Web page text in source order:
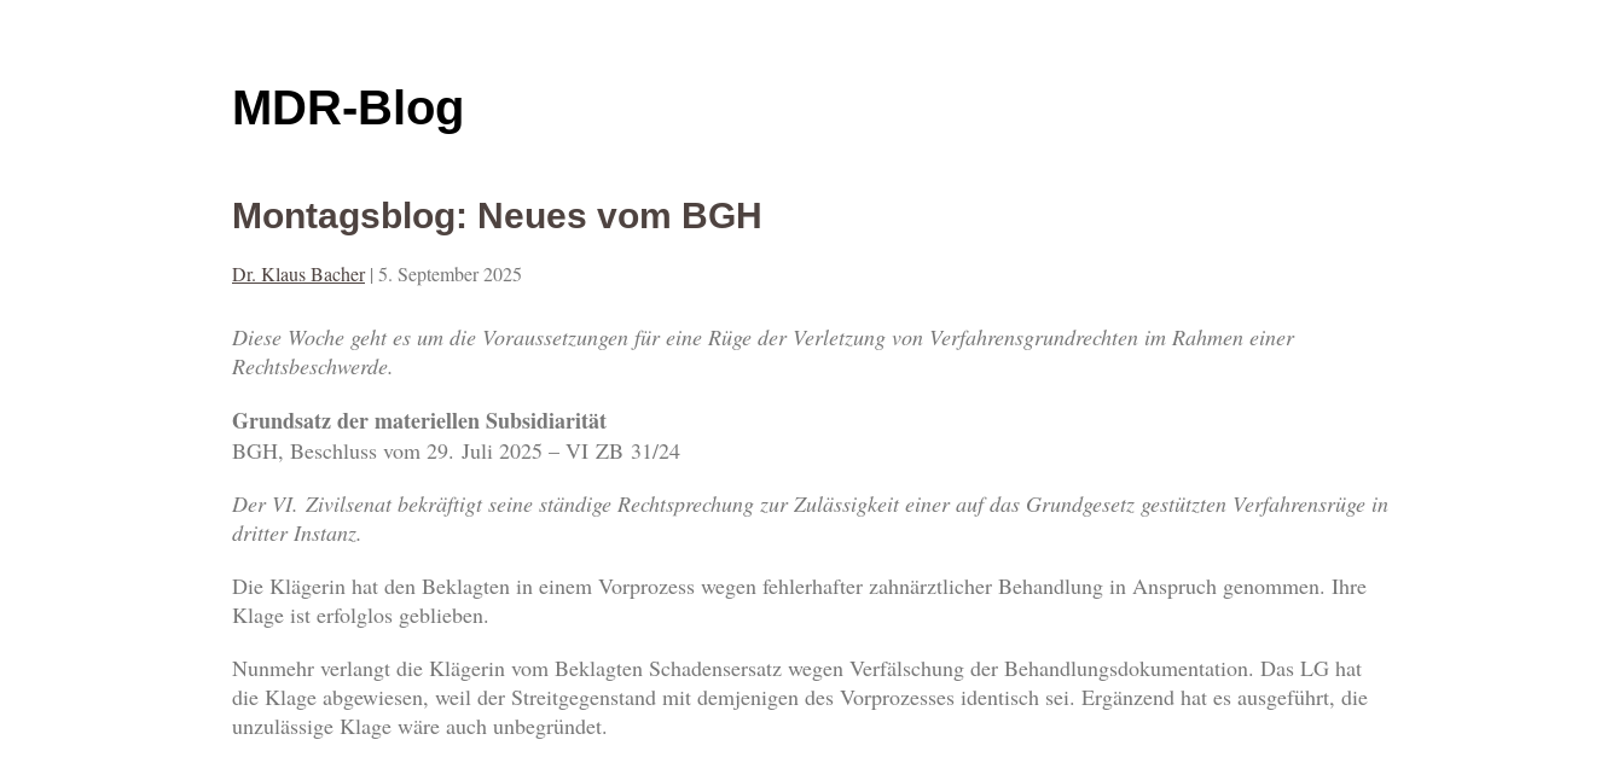
MDR-Blog
Montagsblog: Neues vom BGH
Dr. Klaus Bacher | 5. September 2025
Diese Woche geht es um die Voraussetzungen für eine Rüge der Verletzung von Verfahrensgrundrechten im Rahmen einer
Rechtsbeschwerde.
Grundsatz der materiellen Subsidiarität
BGH, Beschluss vom 29. Juli 2025 – VI ZB 31/24
Der VI. Zivilsenat bekräftigt seine ständige Rechtsprechung zur Zulässigkeit einer auf das Grundgesetz gestützten Verfahrensrüge in
dritter Instanz.
Die Klägerin hat den Beklagten in einem Vorprozess wegen fehlerhafter zahnärztlicher Behandlung in Anspruch genommen. Ihre
Klage ist erfolglos geblieben.
Nunmehr verlangt die Klägerin vom Beklagten Schadensersatz wegen Verfälschung der Behandlungsdokumentation. Das LG hat
die Klage abgewiesen, weil der Streitgegenstand mit demjenigen des Vorprozesses identisch sei. Ergänzend hat es ausgeführt, die
unzulässige Klage wäre auch unbegründet.